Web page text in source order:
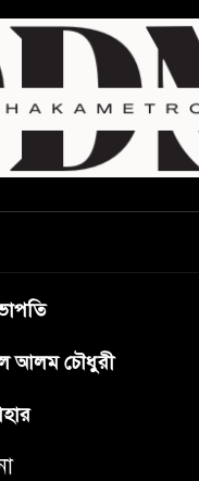
জুলাই সনদ ও জুলাই
অনুষ্ঠানে বিশৃঙ্খলায়
রাষ্ট্রপতি
আমরা যদি বলি
তো জুলাই কারওই
শেখ হাসিনার বক্তব্য
ব্যবস্থা নিবে সরকার :
আলম চৌধুরী